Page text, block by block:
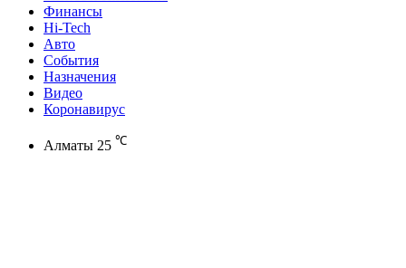
Финансы
Hi-Tech
Авто
События
Назначения
Видео
Коронавирус
Алматы 25 ℃